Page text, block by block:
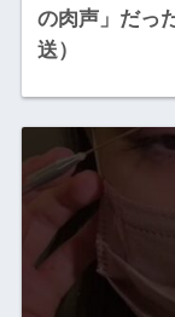
の肉声」だっ
送）